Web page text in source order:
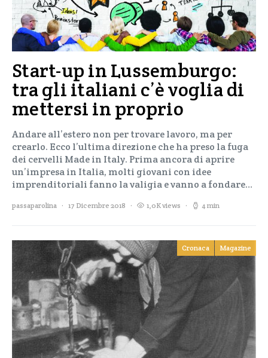
Start-up in Lussemburgo:
tra gli italiani c’è voglia di
mettersi in proprio
Andare all’estero non per trovare lavoro, ma per
crearlo. Ecco l’ultima direzione che ha preso la fuga
dei cervelli Made in Italy. Prima ancora di aprire
un’impresa in Italia, molti giovani con idee
imprenditoriali fanno la valigia e vanno a fondare…
passaparolina 17 Dicembre 2018 1,0K views 4 min
Cronaca Magazine